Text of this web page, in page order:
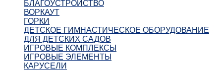
БЛАГОУСТРОЙСТВО
ВОРКАУТ
ГОРКИ
ДЕТСКОЕ ГИМНАСТИЧЕСКОЕ ОБОРУДОВАНИЕ
ДЛЯ ДЕТСКИХ САДОВ
ИГРОВЫЕ КОМПЛЕКСЫ
ИГРОВЫЕ ЭЛЕМЕНТЫ
КАРУСЕЛИ